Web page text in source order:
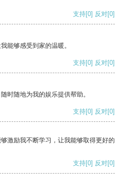
支持[0] 反对[0]
能够感受到家的温暖。
支持[0] 反对[0]
时随地为我的娱乐提供帮助。
支持[0] 反对[0]
激励我不断学习，让我能够取得更好的
支持[0] 反对[0]